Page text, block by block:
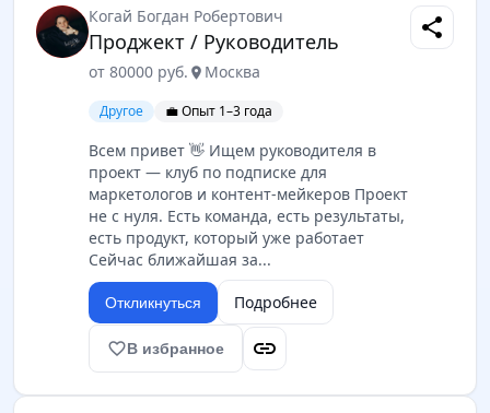
Когай Богдан Робертович
Проджект / Руководитель
от 80000 руб. location_on Москва
Другое 💼 Опыт 1–3 года
Всем привет 👋 Ищем руководителя в
проект — клуб по подписке для
маркетологов и контент-мейкеров Проект
не с нуля. Есть команда, есть результаты,
есть продукт, который уже работает
Сейчас ближайшая за...
Откликнуться Подробнее
favorite_borderВ избранное link
share